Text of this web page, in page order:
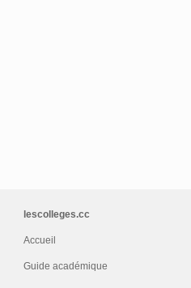
lescolleges.cc
Accueil
Guide académique